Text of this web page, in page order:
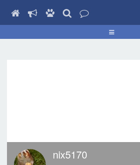
nix5170